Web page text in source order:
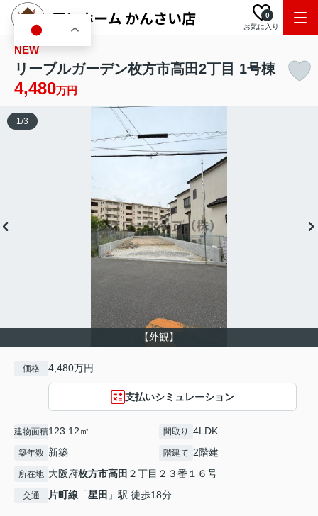
お気に入り
0
NEW
リーブルガーデン枚方市高田2丁目 1号棟
4,480万円
【外観】
1/3
価格 4,480万円
支払いシミュレーション
建物面積123.12㎡ 間取り 4LDK
築年数 新築 階建て 2階建
所在地 大阪府枚方市高田 ２丁目２３番１６号
交通 片町線 「星田 」駅 徒歩18分